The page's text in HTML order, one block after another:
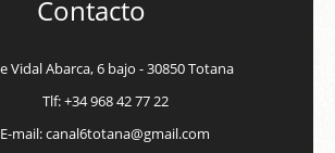
Contacto
Vidal Abarca, 6 bajo - 30850 Totana
Tlf: +34 968 42 77 22
E-mail: canal6totana@gmail.com